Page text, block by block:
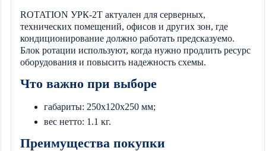
ROTATION УРК-2Т актуален для серверных,
технических помещений, офисов и других зон, где
кондиционирование должно работать предсказуемо.
Блок ротации используют, когда нужно продлить ресурс
оборудования и повысить надежность схемы.
Что важно при выборе
габариты: 250x120x250 мм;
вес нетто: 1.1 кг.
Преимущества покупки